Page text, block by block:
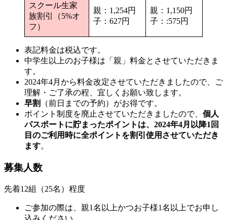
スクール生家
族割引（5%オ
フ）
親：1,254円
子：627円
親：1,150円
子：:575円
表記料金は税込です。
中学生以上のお子様は「親」料金とさせていただきま
す。
2024年4月から料金改定させていただきましたので、ご
理解・ご了承の程、宜しくお願い致します。
早割
（前日までの予約）がお得です。
ポイント制度を廃止させていただきましたので、 個人
パスポートに貯まったポイントは、2024年4月以降1回
目のご利用時に全ポイントを割引使用させていただき
ます。
募集人数
先着12組（25名）程度
ご参加の際は、親1名以上かつお子様1名以上でお申し
込みください。